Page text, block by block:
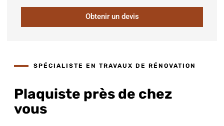
Obtenir un devis
SPÉCIALISTE EN TRAVAUX DE RÉNOVATION
Plaquiste près de chez
vous